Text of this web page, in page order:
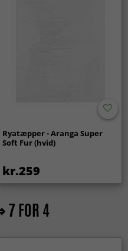
Ryatæpper - Aranga Super
Soft Fur (hvid)
kr.259
7 FOR 4